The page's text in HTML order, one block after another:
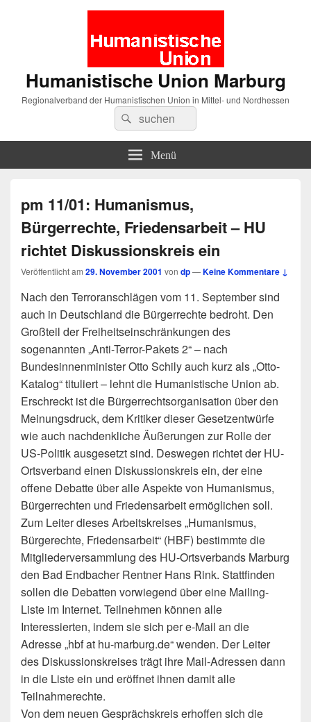
Humanistische Union Marburg
Regionalverband der Humanistischen Union in Mittel- und Nordhessen
Suche
nach:
Suchen
Menü
pm 11/01: Humanismus,
Bürgerrechte, Friedensarbeit – HU
richtet Diskussionskreis ein
Veröffentlicht am 29. November 2001 von dp—Keine Kommentare ↓
Nach den Terroranschlägen vom 11. September sind
auch in Deutschland die Bürgerrechte bedroht. Den
Großteil der Freiheitseinschränkungen des
sogenannten „Anti-Terror-Pakets 2“ – nach
Bundesinnenminister Otto Schily auch kurz als „Otto-
Katalog“ tituliert – lehnt die Humanistische Union ab.
Erschreckt ist die Bürgerrechtsorganisation über den
Meinungsdruck, dem Kritiker dieser Gesetzentwürfe
wie auch nachdenkliche Äußerungen zur Rolle der
US-Politik ausgesetzt sind. Deswegen richtet der HU-
Ortsverband einen Diskussionskreis ein, der eine
offene Debatte über alle Aspekte von Humanismus,
Bürgerrechten und Friedensarbeit ermöglichen soll.
Zum Leiter dieses Arbeitskreises „Humanismus,
Bürgerechte, Friedensarbeit“ (HBF) bestimmte die
Mitgliederversammlung des HU-Ortsverbands Marburg
den Bad Endbacher Rentner Hans Rink. Stattfinden
sollen die Debatten vorwiegend über eine Mailing-
Liste im Internet. Teilnehmen können alle
Interessierten, indem sie sich per e-Mail an die
Adresse „hbf at hu-marburg.de“ wenden. Der Leiter
des Diskussionskreises trägt ihre Mail-Adressen dann
in die Liste ein und eröffnet ihnen damit alle
Teilnahmerechte.
Von dem neuen Gesprächskreis erhoffen sich die